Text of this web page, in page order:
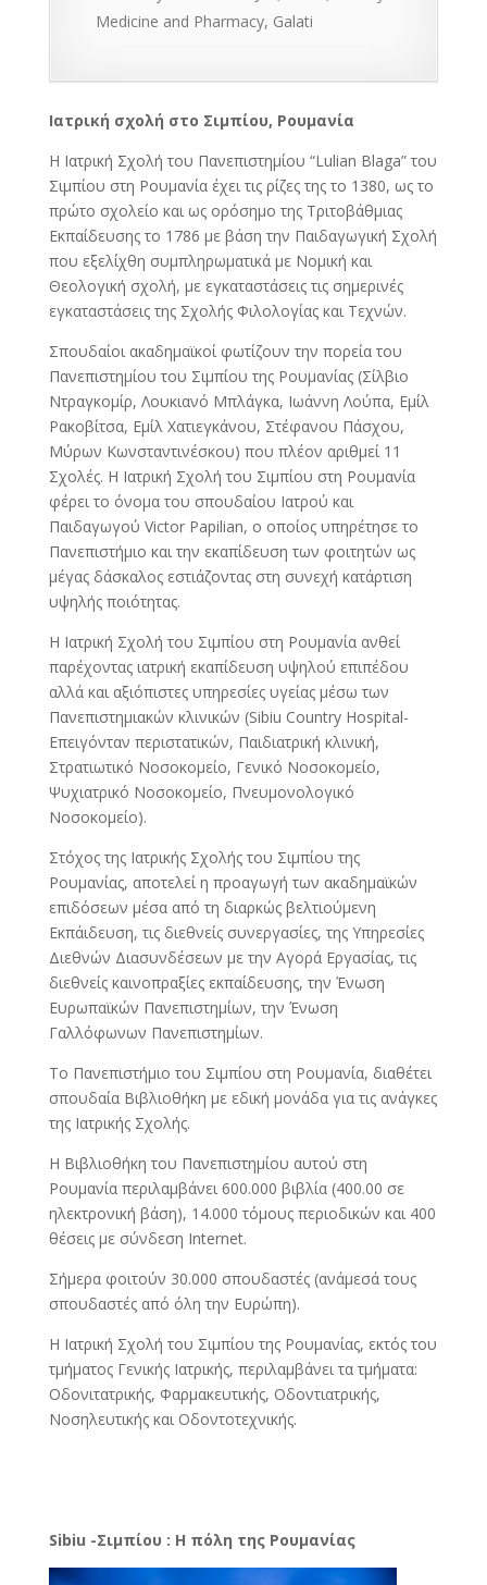
Medicine and Pharmacy, Galati
Ιατρική σχολή στο Σιμπίου, Ρουμανία
Η Ιατρική Σχολή του Πανεπιστημίου “Lulian Blaga” του
Σιμπίου στη Ρουμανία έχει τις ρίζες της το 1380, ως το
πρώτο σχολείο και ως ορόσημο της Τριτοβάθμιας
Εκπαίδευσης το 1786 με βάση την Παιδαγωγική Σχολή
που εξελίχθη συμπληρωματικά με Νομική και
Θεολογική σχολή, με εγκαταστάσεις τις σημερινές
εγκαταστάσεις της Σχολής Φιλολογίας και Τεχνών.
Σπουδαίοι ακαδημαϊκοί φωτίζουν την πορεία του
Πανεπιστημίου του Σιμπίου της Ρουμανίας (Σίλβιο
Ντραγκομίρ, Λουκιανό Μπλάγκα, Ιωάννη Λούπα, Εμίλ
Ρακοβίτσα, Εμίλ Χατιεγκάνου, Στέφανου Πάσχου,
Μύρων Κωνσταντινέσκου) που πλέον αριθμεί 11
Σχολές. Η Ιατρική Σχολή του Σιμπίου στη Ρουμανία
φέρει το όνομα του σπουδαίου Ιατρού και
Παιδαγωγού Victor Papilian, ο οποίος υπηρέτησε το
Πανεπιστήμιο και την εκαπίδευση των φοιτητών ως
μέγας δάσκαλος εστιάζοντας στη συνεχή κατάρτιση
υψηλής ποιότητας.
Η Ιατρική Σχολή του Σιμπίου στη Ρουμανία ανθεί
παρέχοντας ιατρική εκαπίδευση υψηλού επιπέδου
αλλά και αξιόπιστες υπηρεσίες υγείας μέσω των
Πανεπιστημιακών κλινικών (Sibiu Country Hospital-
Επειγόνταν περιστατικών, Παιδιατρική κλινική,
Στρατιωτικό Νοσοκομείο, Γενικό Νοσοκομείο,
Ψυχιατρικό Νοσοκομείο, Πνευμονολογικό
Νοσοκομείο).
Στόχος της Ιατρικής Σχολής του Σιμπίου της
Ρουμανίας, αποτελεί η προαγωγή των ακαδημαϊκών
επιδόσεων μέσα από τη διαρκώς βελτιούμενη
Εκπάιδευση, τις διεθνείς συνεργασίες, της Υπηρεσίες
Διεθνών Διασυνδέσεων με την Αγορά Εργασίας, τις
διεθνείς καινοπραξίες εκπαίδευσης, την Ένωση
Ευρωπαϊκών Πανεπιστημίων, την Ένωση
Γαλλόφωνων Πανεπιστημίων.
Το Πανεπιστήμιο του Σιμπίου στη Ρουμανία, διαθέτει
σπουδαία Βιβλιοθήκη με εδική μονάδα για τις ανάγκες
της Ιατρικής Σχολής.
Η Βιβλιοθήκη του Πανεπιστημίου αυτού στη
Ρουμανία περιλαμβάνει 600.000 βιβλία (400.00 σε
ηλεκτρονική βάση), 14.000 τόμους περιοδικών και 400
θέσεις με σύνδεση Internet.
Σήμερα φοιτούν 30.000 σπουδαστές (ανάμεσά τους
σπουδαστές από όλη την Ευρώπη).
Η Ιατρική Σχολή του Σιμπίου της Ρουμανίας, εκτός του
τμήματος Γενικής Ιατρικής, περιλαμβάνει τα τμήματα:
Οδονιτατρικής, Φαρμακευτικής, Οδοντιατρικής,
Νοσηλευτικής και Οδοντοτεχνικής.
Sibiu -Σιμπίου : Η πόλη της Ρουμανίας